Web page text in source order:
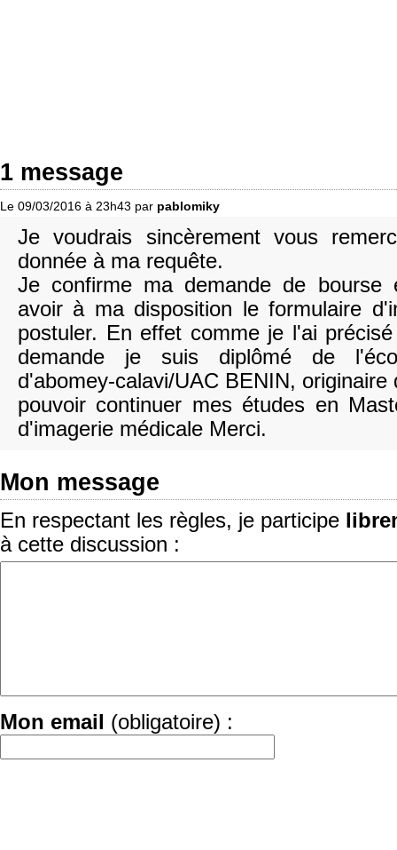
1 message
Le 09/03/2016 à 23h43 par pablomiky
Je voudrais sincèrement vous
donnée à ma requête.
Je confirme ma demande de bourse
avoir à ma disposition le formulaire
postuler. En effet comme je l'ai
demande je suis diplômé de
d'abomey-calavi/UAC BENIN, originaire
pouvoir continuer mes études en
d'imagerie médicale Merci.
Mon message
En respectant les règles, je participe
à cette discussion :
Mon email (obligatoire) :